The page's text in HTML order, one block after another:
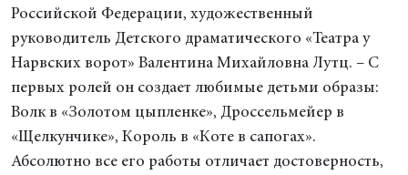
Российской Федерации, художественный
руководитель Детского драматического «Театра у
Нарвских ворот» Валентина Михайловна Лутц. – С
первых ролей он создает любимые детьми образы:
Волк в «Золотом цыпленке», Дроссельмейер в
«Щелкунчике», Король в «Коте в сапогах».
Абсолютно все его работы отличает достоверность,